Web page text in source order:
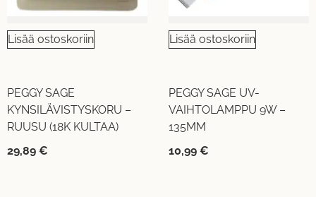
Lisää ostoskoriin
PEGGY SAGE
KYNSILÄVISTYSKORU –
RUUSU (18K KULTAA)
29,89 €
Lisää ostoskoriin
PEGGY SAGE UV-
VAIHTOLAMPPU 9W –
135MM
10,99 €